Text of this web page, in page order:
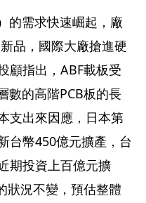
的需求快速崛起，廠
品，國際大廠搶進硬
顧指出，ABF載板受
數的高階PCB板的長
支出來因應，日本第
台幣450億元擴產，台
期投資上百億元擴
狀況不變，預估整體